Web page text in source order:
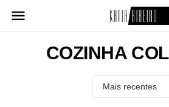
para
COZINHA